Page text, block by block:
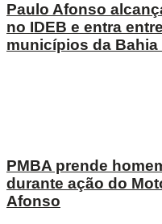
Paulo Afonso
no IDEB e entra
municípios da
PMBA prende
durante ação do
Afonso